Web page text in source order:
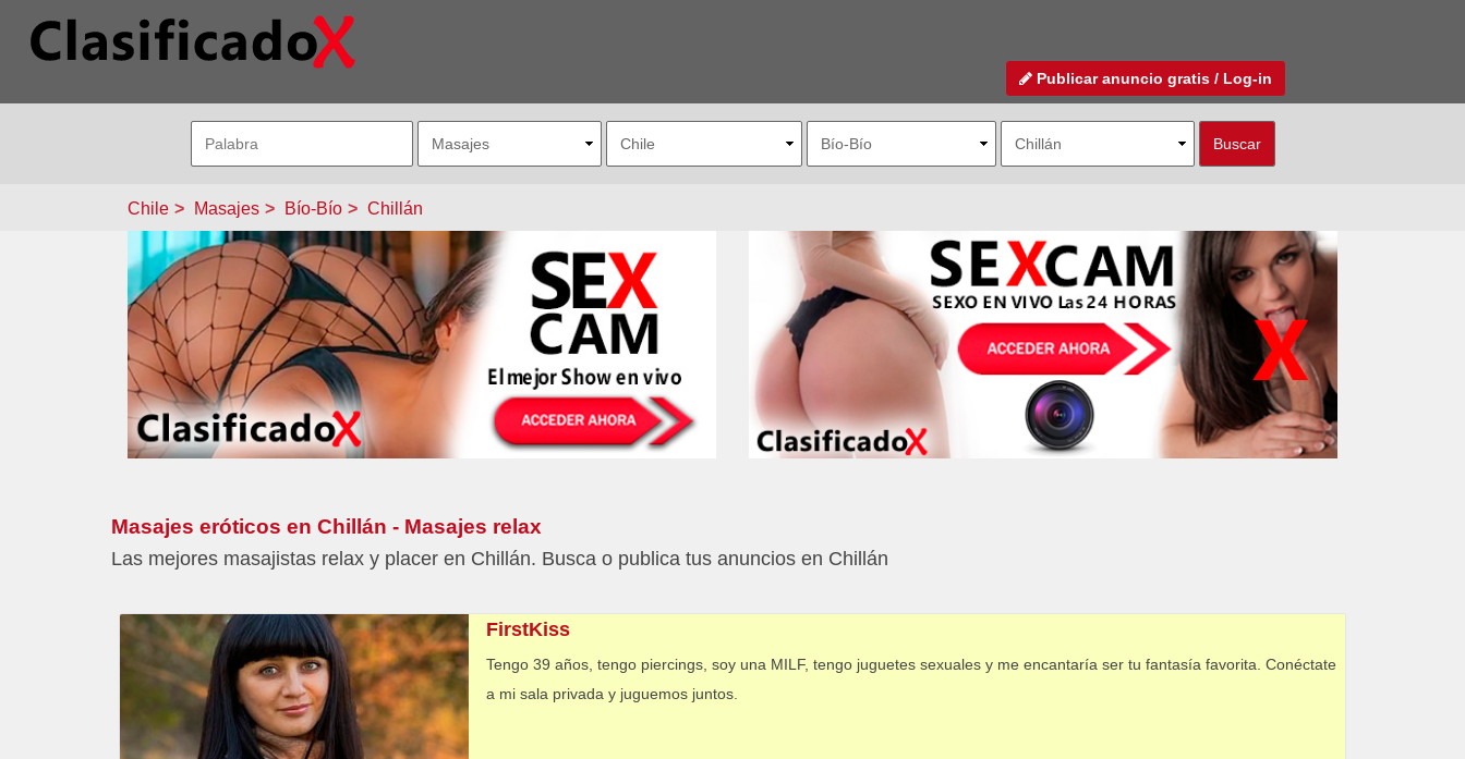
Publicar anuncio gratis / Log-in
Chile Masajes Bío-Bío Chillán
Masajes eróticos en Chillán - Masajes relax
Las mejores masajistas relax y placer en Chillán. Busca o publica tus anuncios en Chillán
FirstKiss
Tengo 39 años, tengo piercings, soy una MILF, tengo juguetes sexuales y me encantaría ser tu fantasía favorita. Conéctate
a mi sala privada y juguemos juntos.